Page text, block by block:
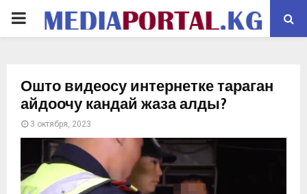
PRIMARY
Ошто видеосу интернетке тараган
айдоочу кандай жаза алды?
3 октября, 2023